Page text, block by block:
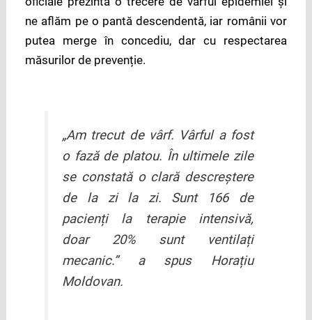
ne aflăm pe o pantă descendentă, iar românii vor
putea merge în concediu, dar cu respectarea
măsurilor de prevenție.
„Am trecut de vârf. Vârful a fost
o fază de platou. În ultimele zile
se constată o clară descreștere
de la zi la zi. Sunt 166 de
pacienți la terapie intensivă,
doar 20% sunt ventilați
mecanic.” a spus Horațiu
Moldovan.